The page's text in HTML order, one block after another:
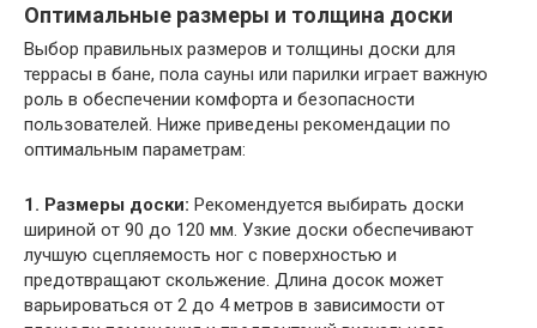
Оптимальные размеры и толщина доски
Выбор правильных размеров и толщины доски для
террасы в бане, пола сауны или парилки играет важную
роль в обеспечении комфорта и безопасности
пользователей. Ниже приведены рекомендации по
оптимальным параметрам:
1. Размеры доски: Рекомендуется выбирать доски
шириной от 90 до 120 мм. Узкие доски обеспечивают
лучшую сцепляемость ног с поверхностью и
предотвращают скольжение. Длина досок может
варьироваться от 2 до 4 метров в зависимости от